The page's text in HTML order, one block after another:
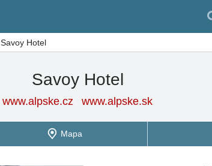
Savoy Hotel
Savoy Hotel
www.alpske.cz www.alpske.sk
Mapa